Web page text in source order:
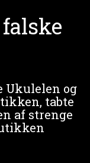
Ukulelen og
tabte
af strenge